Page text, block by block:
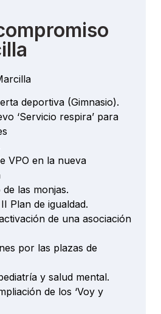
deportiva (Gimnasio).
‘Servicio respira’ para
VPO en la nueva
las monjas.
Plan de igualdad.
de una asociación
por las plazas de
y salud mental.
de los ‘Voy y